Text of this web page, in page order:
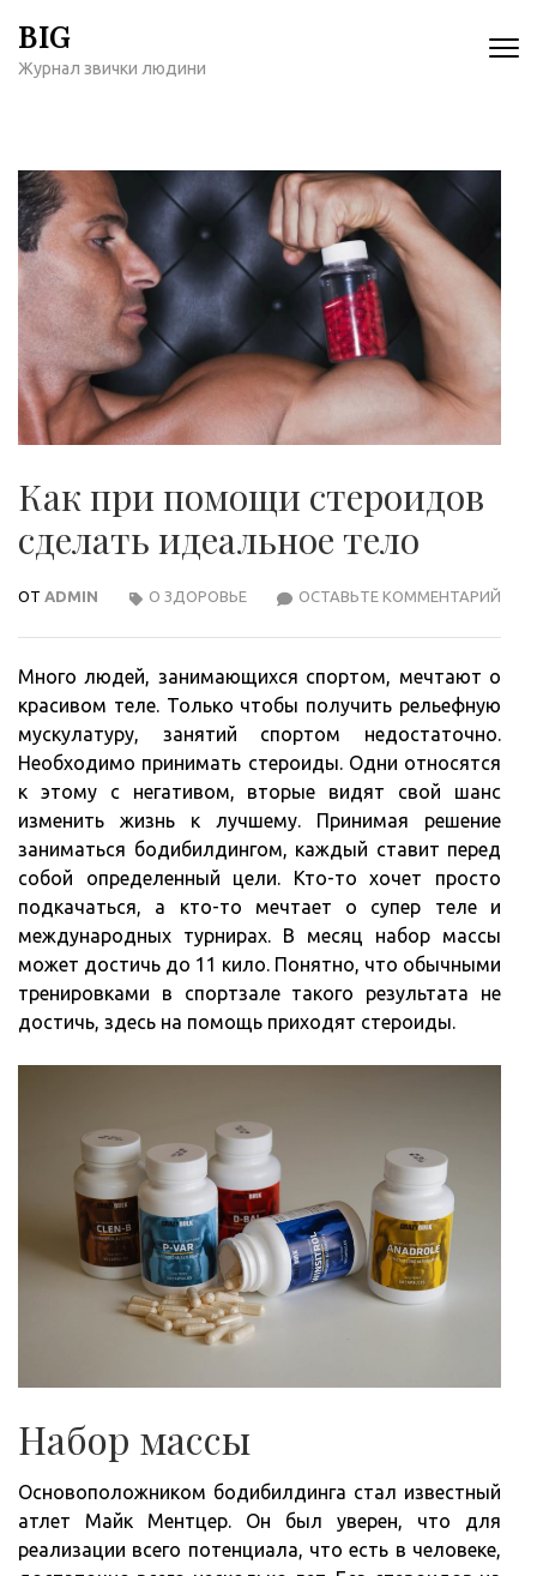
содержимому
BIG
Журнал звички людини
Как при помощи стероидов
сделать идеальное тело
ОТ ADMIN ОСТАВЬТЕ КОММЕНТАРИЙ
О ЗДОРОВЬЕ
Много людей, занимающихся спортом, мечтают о
красивом теле. Только чтобы получить рельефную
мускулатуру, занятий спортом недостаточно.
Необходимо принимать стероиды. Одни относятся
к этому с негативом, вторые видят свой шанс
изменить жизнь к лучшему. Принимая решение
заниматься бодибилдингом, каждый ставит перед
собой определенный цели. Кто-то хочет просто
подкачаться, а кто-то мечтает о супер теле и
международных турнирах. В месяц набор массы
может достичь до 11 кило. Понятно, что обычными
тренировками в спортзале такого результата не
достичь, здесь на помощь приходят стероиды.
Набор массы
Основоположником бодибилдинга стал известный
атлет Майк Ментцер. Он был уверен, что для
реализации всего потенциала, что есть в человеке,